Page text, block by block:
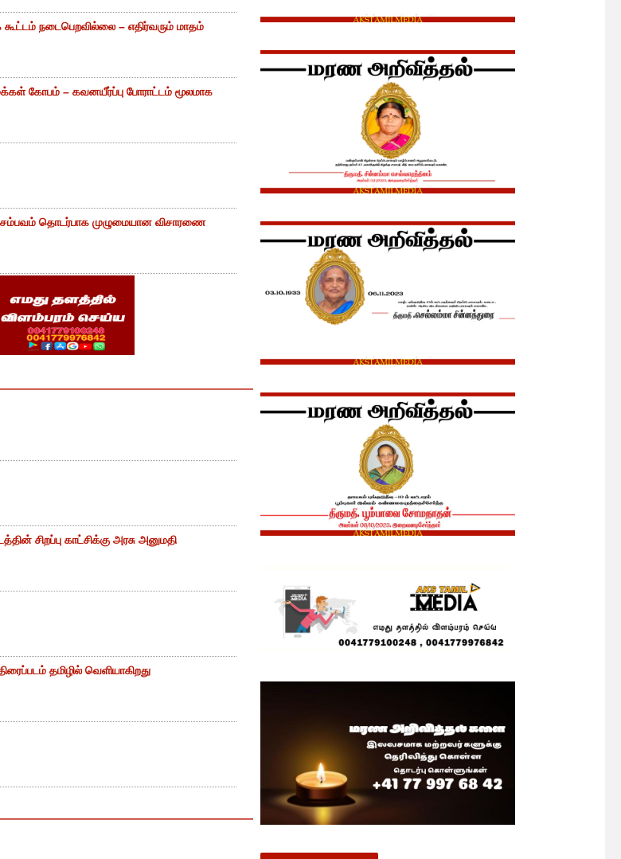
நடைபெறவில்லை – எதிர்வரும் மாதம்
கோபம் – கவனயீர்ப்பு போராட்டம் மூலமாக
சம்பவம் தொடர்பாக முழுமையான விசாரணை
சிறப்பு காட்சிக்கு அரசு அனுமதி
தமிழில் வெளியாகிறது